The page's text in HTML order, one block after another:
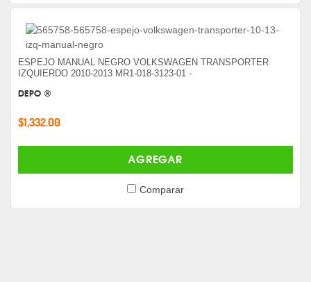
ESPEJO MANUAL NEGRO VOLKSWAGEN TRANSPORTER
IZQUIERDO 2010-2013 MR1-018-3123-01 -
DEPO ®
$1,332.00
AGREGAR
Comparar